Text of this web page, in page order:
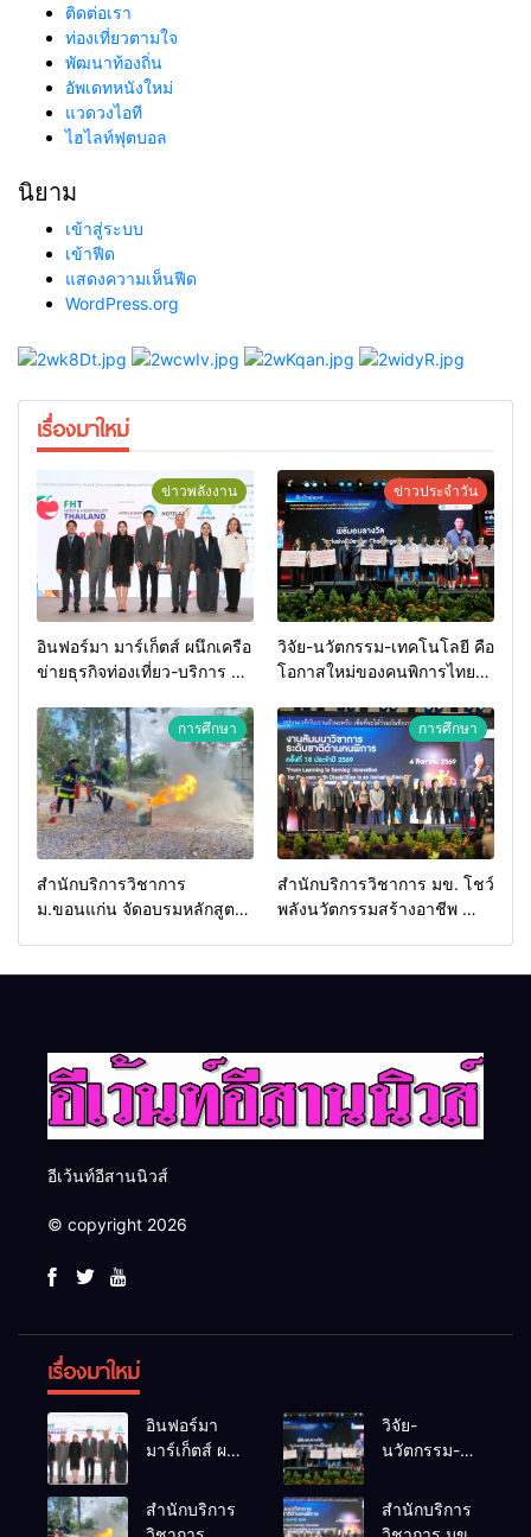
ติดต่อเรา
ท่องเที่ยวตามใจ
พัฒนาท้องถิ่น
อัพเดทหนังใหม่
แวดวงไอที
ไฮไลท์ฟุตบอล
นิยาม
เข้าสู่ระบบ
เข้าฟีด
แสดงความเห็นฟีด
WordPress.org
เรื่องมาใหม่
ข่าวพลังงาน
อินฟอร์มา มาร์เก็ตส์ ผนึกเครือ
ข่ายธุรกิจท่องเที่ยว-บริการ จัด
2026 เชื่อม 4 งานใหญ่ สร้าง
โอกาสธุรกิจครบวงจร ด้วย
ครับ
ข่าวประจำวัน
วิจัย-นวัตกรรม-เทคโนโลยี คือ
โอกาสใหม่ของคนพิการไทย
ประเทศ
การศึกษา
สำนักบริการวิชาการ
ม.ขอนแก่น จัดอบรมหลักสูตร
การศึกษา
สำนักบริการวิชาการ มข. โชว์
พลังนวัตกรรมสร้างอาชีพ นำ
อีเว้นท์อีสานนิวส์
© copyright 2026
เรื่องมาใหม่
อินฟอร์มา
มาร์เก็ตส์ ผนึก
ธุรกิจท่อง
เที่ยว-บริการ
วิจัย-
นวัตกรรม-
คือโอกาสใหม่
ของคนพิการ
สำนักบริการ
สำนักบริการ